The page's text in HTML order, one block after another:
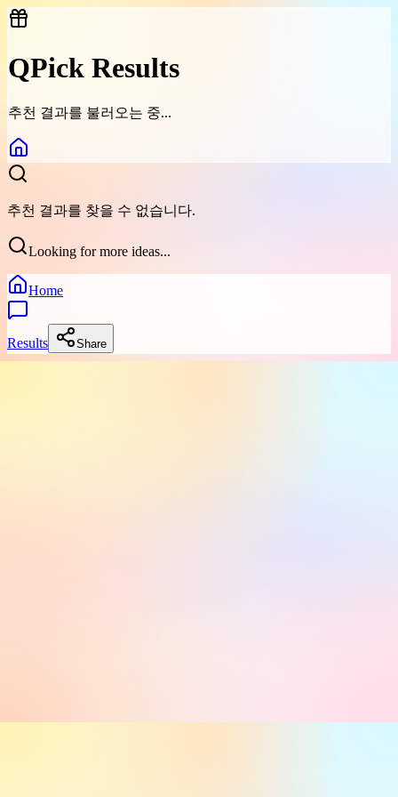
QPick Results
추천 결과를 불러오는 중...
추천 결과를 찾을 수 없습니다.
Looking for more ideas...
Home
Results Share